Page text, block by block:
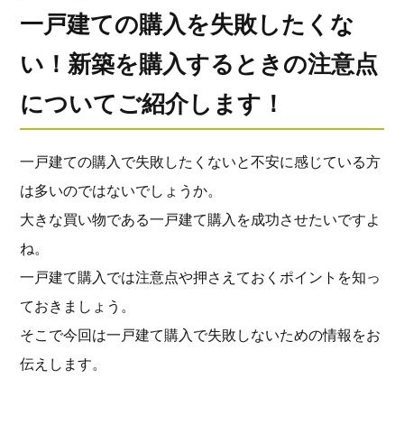
一戸建ての購入を失敗したくな
い！新築を購入するときの注意点
についてご紹介します！
一戸建ての購入で失敗したくないと不安に感じている方
は多いのではないでしょうか。
大きな買い物である一戸建て購入を成功させたいですよ
ね。
一戸建て購入では注意点や押さえておくポイントを知っ
ておきましょう。
そこで今回は一戸建て購入で失敗しないための情報をお
伝えします。